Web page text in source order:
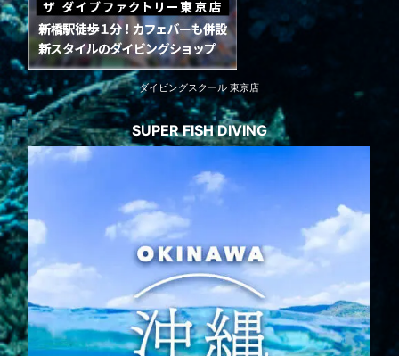
ダイビングスクール 東京店
SUPER FISH DIVING